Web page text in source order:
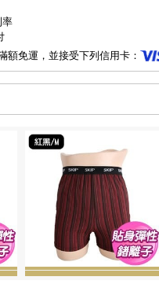
率
額免運，並接受下列信用卡：